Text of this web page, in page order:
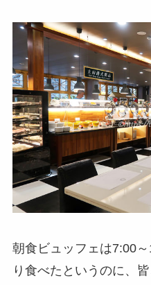
朝食ビュッフェは7:00
り食べたというのに、